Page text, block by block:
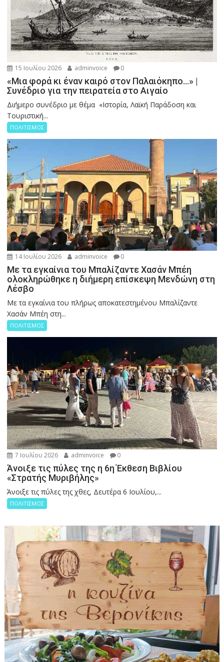
15 Ιουλίου 2026 adminvoice 0
«Μια φορά κι έναν καιρό στον Παλαιόκηπο…» |
Συνέδριο για την πειρατεία στο Αιγαίο
Διήμερο συνέδριο με θέμα «Ιστορία, Λαϊκή Παράδοση και
Τουριστική...
ΠΟΛΙΤΙΣΜΟΣ
14 Ιουλίου 2026 adminvoice 0
Με τα εγκαίνια του Μπαλίζαντε Χασάν Μπέη
ολοκληρώθηκε η διήμερη επίσκεψη Μενδώνη στη
Λέσβο
Με τα εγκαίνια του πλήρως αποκατεστημένου Μπαλίζαντε
Χασάν Μπέη στη...
ΠΟΛΙΤΙΣΜΟΣ
7 Ιουλίου 2026 adminvoice 0
Άνοιξε τις πύλες της η 6η Έκθεση Βιβλίου
«Στρατής Μυριβήλης»
Άνοιξε τις πύλες της χθες, Δευτέρα 6 Ιουλίου,...
ΠΟΛΙΤΙΣΜΟΣ